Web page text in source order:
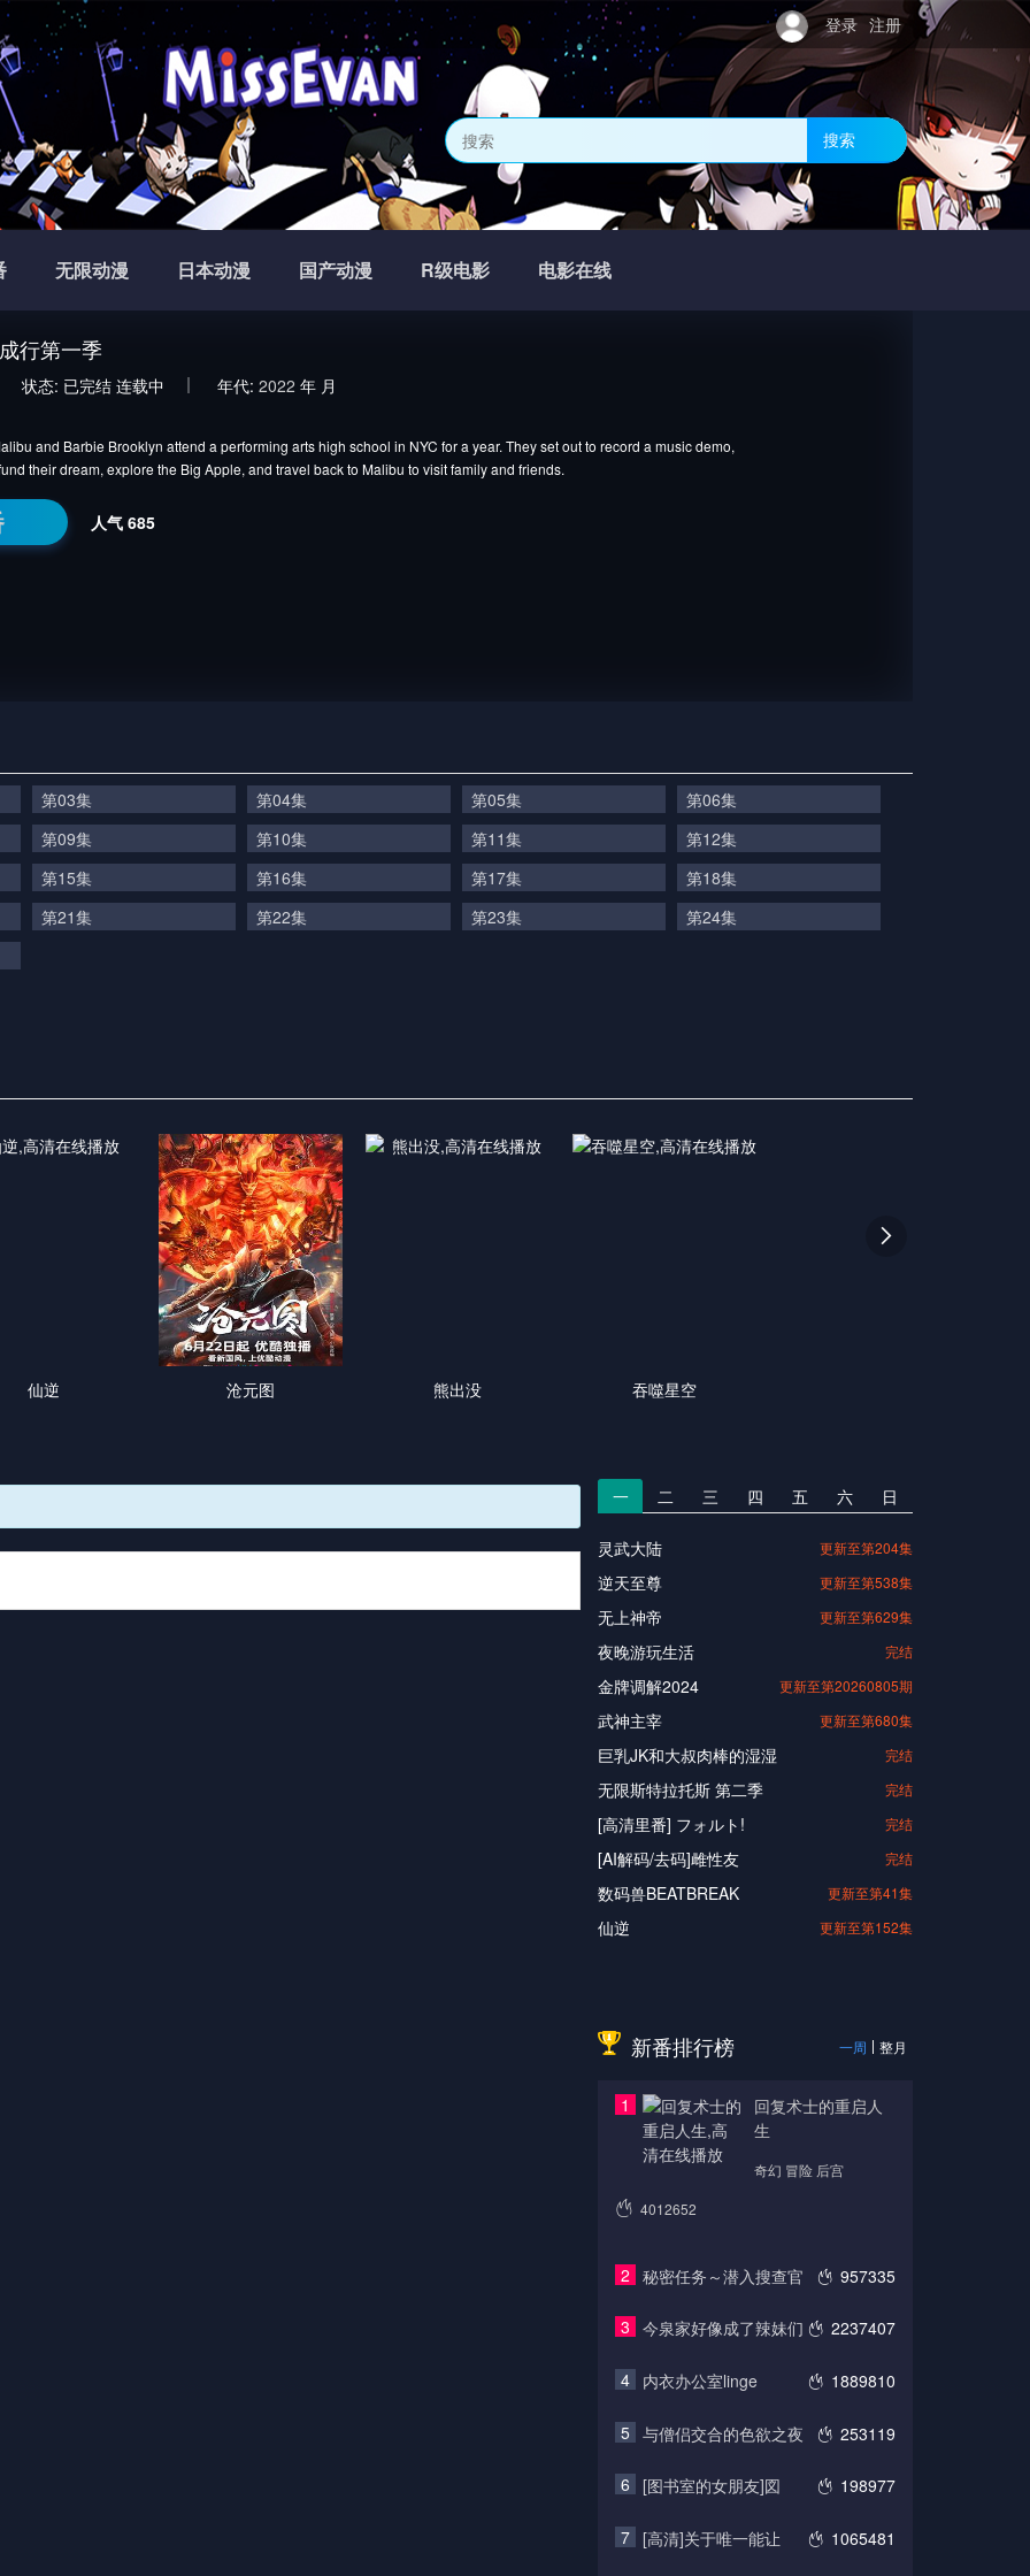
登录 注册
搜索
无限动漫 日本动漫 国产动漫 R级电影 电影在线
行第一季
状态: 已完结 连载中 年代: 2022 年 月
and Barbie Brooklyn attend a performing arts high school in NYC for a year. They set out to record a music demo,
their dream, explore the Big Apple, and travel back to Malibu to visit family and friends.
人气 685
第03集 第04集 第05集
第06集
第09集
第10集 第11集
第12集
第15集
第16集 第17集
第18集
第21集
第22集 第23集 第24集
仙逆 沧元图 熊出没 吞噬星空

一 二 三 四 五 六 日
灵武大陆 更新至第204集
逆天至尊 更新至第538集
无上神帝 更新至第629集
夜晚游玩生活 完结
金牌调解2024 更新至第20260805期
武神主宰 更新至第680集
巨乳JK和大叔肉棒的湿湿 完结
无限斯特拉托斯 第二季 完结
[高清里番] フォルト! 完结
[AI解码/去码]雌性友 完结
数码兽BEATBREAK 更新至第41集
仙逆 更新至第152集
新番排行榜 一周 整月
1
回复术士的重启人
生
奇幻 冒险 后宫
4012652
2 957335
秘密任务～潜入搜查官
3 2237407
今泉家好像成了辣妹们
4 1889810
内衣办公室linge
5 253119
与僧侣交合的色欲之夜
6 198977
[图书室的女朋友]図
7 1065481
[高清]关于唯一能让